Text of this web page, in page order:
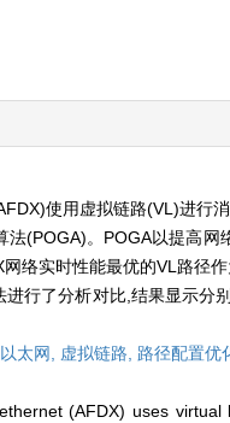
使用虚拟链路(VL)进行
法(POGA)。POGA以提高
络实时性能最优的VL路径
行了分析对比,结果显示分
太网, 虚拟链路, 路径配置优
(AFDX) uses